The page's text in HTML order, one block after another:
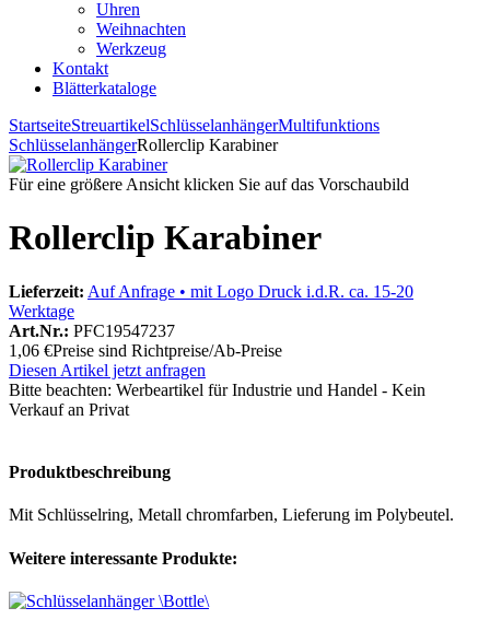
Uhren
Weihnachten
Werkzeug
Kontakt
Blätterkataloge
StartseiteStreuartikelSchlüsselanhängerMultifunktions
SchlüsselanhängerRollerclip Karabiner
Für eine größere Ansicht klicken Sie auf das Vorschaubild
Rollerclip Karabiner
Lieferzeit: Auf Anfrage • mit Logo Druck i.d.R. ca. 15-20
Werktage
Art.Nr.: PFC19547237
1,06 €Preise sind Richtpreise/Ab-Preise
Diesen Artikel jetzt anfragen
Bitte beachten: Werbeartikel für Industrie und Handel - Kein
Verkauf an Privat
Produktbeschreibung
Mit Schlüsselring, Metall chromfarben, Lieferung im Polybeutel.
Weitere interessante Produkte: